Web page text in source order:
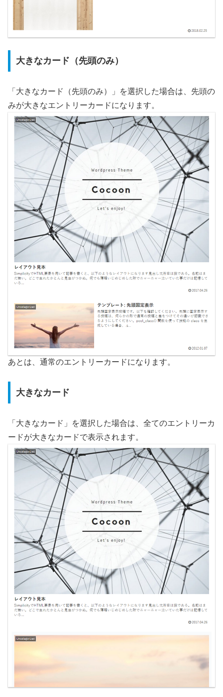
大きなカード（先頭のみ）
「大きなカード（先頭のみ）」を選択した場合は、先頭の
みが大きなエントリーカードになります。
あとは、通常のエントリーカードになります。
大きなカード
「大きなカード」を選択した場合は、全てのエントリーカ
ードが大きなカードで表示されます。